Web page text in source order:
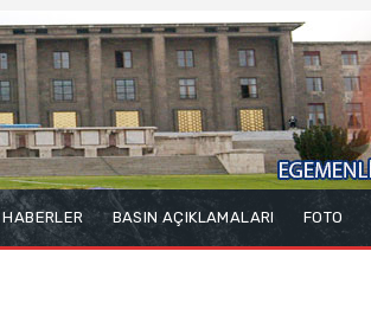
HABERLER BASIN AÇIKLAMALARI FOTO